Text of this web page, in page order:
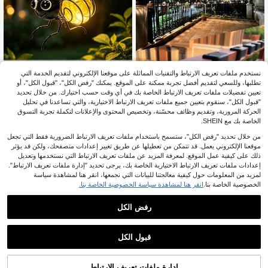
مل بالطاقة الشمسية، أضواء LED مقاوم
ة للماء، أضواء ديكور لممرات الحديقة وال
مناظر الطبيعية للمنزل
3.75€
3.77€
1/2 قطعة ضوء مشبك شمسي على شك
ل نحلة مقاوم للماء IP44، إضاءة زخرفية
لطيفة بتصميم مشبك مرن، إضاءة لاسلك
ية تلقائية من الغسق إلى الفجر مناسبة لل
اليومي والعطلات
8.57€
%2-
8.82€
أضواء سلسلة الفراشات بالطاقة الشمسي
ة، أضواء الفراشات الواقعية، أضواء ديكور
نستخدم ملفات تعريف الارتباط والتقنيات المماثلة على موقعنا الإلكتروني لتقديم الخدمة التي
تطلبها، وللسعي لتقديم أفضل تجربة ممكنة على الموقع. يمكنك "رفض الكل"، "قبول الكل"، أو
تعيين تفضيلات ملفات تعريف الارتباط الخاصة بك في أي وقت حسب اختيارك. من خلال تحديد
"قبول الكل"، سنقوم بتعيين جميع ملفات تعريف الارتباط الاختيارية، والتي تساعدنا في تحليل
الحركة المرورية، وتقديم وظائف محسّنة، وتخصيص المحتوى والإعلانات لتكملة تجربة التسوق
الخاصة بك مع SHEIN.
من خلال تحديد "رفض الكل"، ستسمح باستخدام ملفات تعريف الارتباط الضرورية فقط التي تجعل
موقعنا الإلكتروني يعمل. قد تتمكن من تعطيلها عن طريق تغيير إعدادات متصفحك، ولكن قد يؤثر
ذلك على كيفية عمل الموقع. لمعرفة المزيد عن ملفات تعريف الارتباط التي نستخدمها وتعديل
إعدادات ملفات تعريف الارتباط الاختيارية الخاصة بك، يرجى تحديد "إدارة ملفات تعريف الارتباط".
لمزيد من المعلومات حول كيفية معالجتنا للبيانات التي نجمعها، انقر هنا لمشاهدة سياسة
الخصوصية الخاصة بنا. انقر هنا لمشاهدة سياسة الخصوصية الخاصة بنا.
رفض الكل
قبول الكل